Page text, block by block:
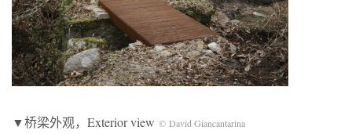
▼桥梁外观，Exterior view © David Giancantarina